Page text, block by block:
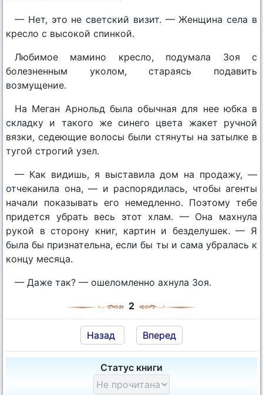
— Нет, это не светский визит. — Женщина села в
кресло с высокой спинкой.
Любимое мамино кресло, подумала Зоя с
болезненным уколом, стараясь подавить
возмущение.
На Меган Арнольд была обычная для нее юбка в
складку и такого же синего цвета жакет ручной
вязки, седеющие волосы были стянуты на затылке в
тугой строгий узел.
— Как видишь, я выставила дом на продажу, —
отчеканила она, — и распорядилась, чтобы агенты
начали показывать его немедленно. Поэтому тебе
придется убрать весь этот хлам. — Она махнула
рукой в сторону книг, картин и безделушек. — Я
была бы признательна, если бы ты и сама убралась к
концу месяца.
— Даже так? — ошеломленно ахнула Зоя.
2
Назад Вперед
Статус книги